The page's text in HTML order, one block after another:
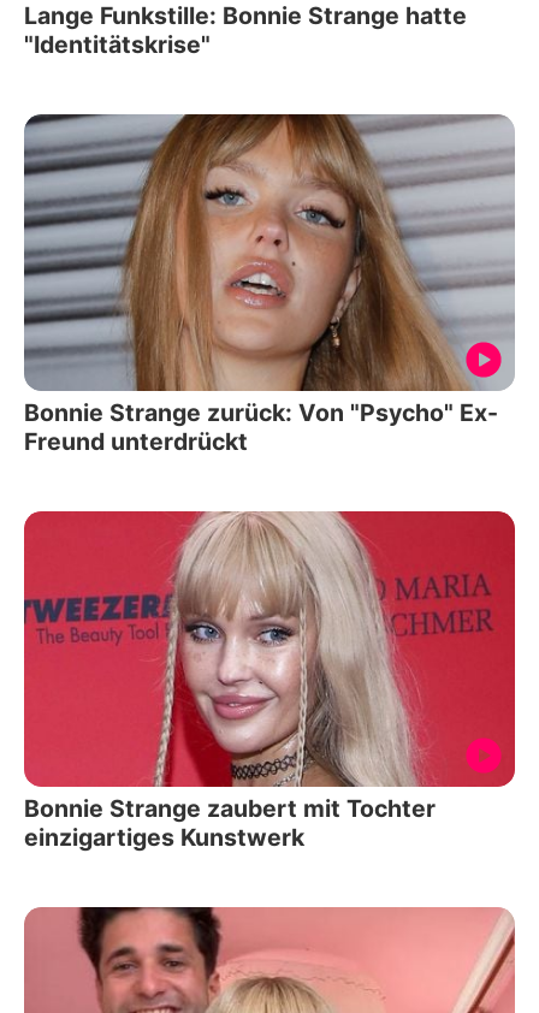
Lange Funkstille: Bonnie Strange hatte
"Identitätskrise"
Bonnie Strange zurück: Von "Psycho" Ex-
Freund unterdrückt
Bonnie Strange zaubert mit Tochter
einzigartiges Kunstwerk